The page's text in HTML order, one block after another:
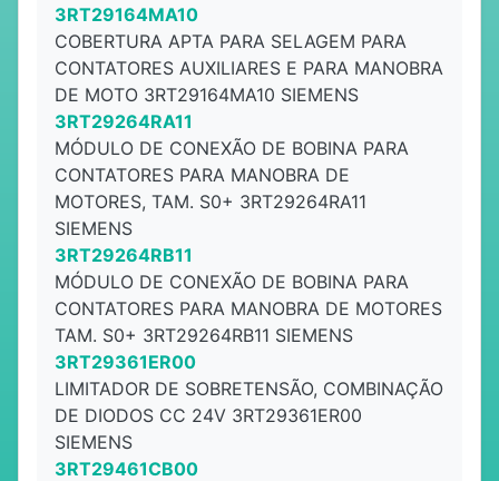
3RT29164MA10
COBERTURA APTA PARA SELAGEM PARA
CONTATORES AUXILIARES E PARA MANOBRA
DE MOTO 3RT29164MA10 SIEMENS
3RT29264RA11
MÓDULO DE CONEXÃO DE BOBINA PARA
CONTATORES PARA MANOBRA DE
MOTORES, TAM. S0+ 3RT29264RA11
SIEMENS
3RT29264RB11
MÓDULO DE CONEXÃO DE BOBINA PARA
CONTATORES PARA MANOBRA DE MOTORES
TAM. S0+ 3RT29264RB11 SIEMENS
3RT29361ER00
LIMITADOR DE SOBRETENSÃO, COMBINAÇÃO
DE DIODOS CC 24V 3RT29361ER00
SIEMENS
3RT29461CB00